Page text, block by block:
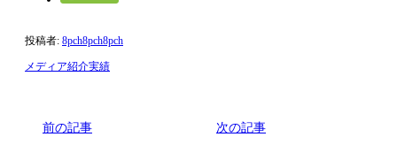
投稿者: 8pch8pch8pch
メディア紹介実績
前の記事 次の記事